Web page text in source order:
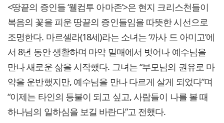
<땅끝의 증인들 ‘웰컴투 아마존’>은 현지 크리스천들이
복음의 꽃을 피운 땅끝의 증인들임을 따뜻한 시선으로
조명한다. 마르셀라(18세)라는 소녀는 ‘까사 드 아미고’에
서 8년 동안 생활하며 마약 밀매에서 벗어나 예수님을
만나 새로운 삶을 시작했다. 그녀는 “부모님의 권유로 마
약을 운반했지만, 예수님을 만나 다르게 살게 되었다”며
“이제는 타인의 등불이 되고 싶고, 사람들이 나를 볼 때
하나님의 일하심을 보길 바란다”고 전했다.